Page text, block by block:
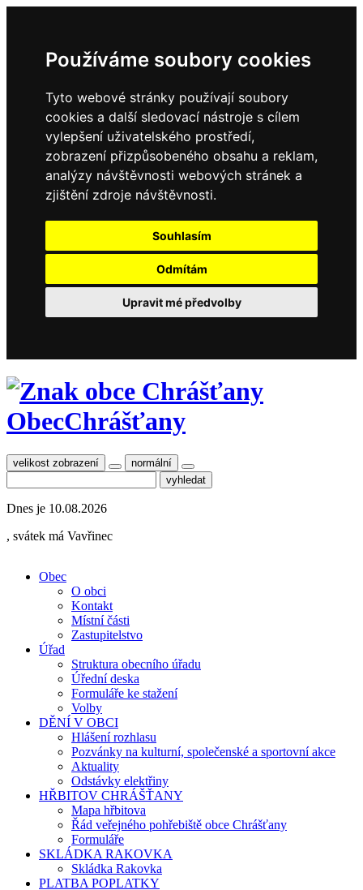
Používáme soubory cookies
Tyto webové stránky používají soubory
cookies a další sledovací nástroje s cílem
vylepšení uživatelského prostředí,
zobrazení přizpůsobeného obsahu a reklam,
analýzy návštěvnosti webových stránek a
zjištění zdroje návštěvnosti.
Souhlasím
Odmítám
Upravit mé předvolby
ObecChrášťany
velikost zobrazení normální
Dnes je 10.08.2026
, svátek má Vavřinec
Obec
O obci
Kontakt
Místní části
Zastupitelstvo
Úřad
Struktura obecního úřadu
Úřední deska
Formuláře ke stažení
Volby
DĚNÍ V OBCI
Hlášení rozhlasu
Pozvánky na kulturní, společenské a sportovní akce
Aktuality
Odstávky elektřiny
HŘBITOV CHRÁŠŤANY
Mapa hřbitova
Řád veřejného pohřebiště obce Chrášťany
Formuláře
SKLÁDKA RAKOVKA
Skládka Rakovka
PLATBA POPLATKY